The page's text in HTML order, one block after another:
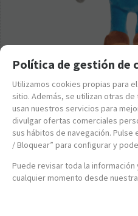
PELUCHE SUPER MARIO -
-
Política de gestión de
Utilizamos cookies propias para
sitio. Además, se utilizan otras
usan nuestros servicios para
divulgar ofertas comerciales
sus hábitos de navegación. Pulse
/ Bloquear” para configurar y
Puede revisar toda la
cualquier momento desde